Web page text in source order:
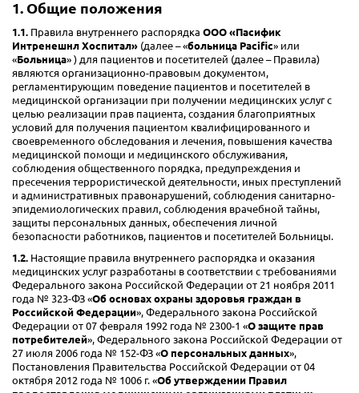
1. Общие положения
1.1. Правила внутреннего распорядка ООО «Пасифик
Интренешнл Хоспитал» (далее – «больница Pacific» или
«Больница» ) для пациентов и посетителей (далее – Правила)
являются организационно-правовым документом,
регламентирующим поведение пациентов и посетителей в
медицинской организации при получении медицинских услуг с
целью реализации прав пациента, создания благоприятных
условий для получения пациентом квалифицированного и
своевременного обследования и лечения, повышения качества
медицинской помощи и медицинского обслуживания,
соблюдения общественного порядка, предупреждения и
пресечения террористической деятельности, иных преступлений
и административных правонарушений, соблюдения санитарно-
эпидемиологических правил, соблюдения врачебной тайны,
защиты персональных данных, обеспечения личной
безопасности работников, пациентов и посетителей Больницы.
1.2. Настоящие правила внутреннего распорядка и оказания
медицинских услуг разработаны в соответствии с требованиями
Федерального закона Российской Федерации от 21 ноября 2011
года № 323-ФЗ «Об основах охраны здоровья граждан в
Российской Федерации», Федерального закона Российской
Федерации от 07 февраля 1992 года № 2300-1 «О защите прав
потребителей», Федерального закона Российской Федерации от
27 июля 2006 года № 152-ФЗ «О персональных данных»,
Постановления Правительства Российской Федерации от 04
октября 2012 года № 1006 г. «Об утверждении Правил